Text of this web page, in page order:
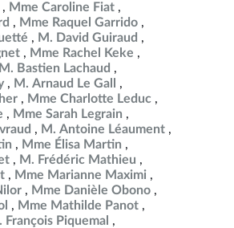
Mme Caroline Fiat
Mme Raquel Garrido
M. David Guiraud
Mme Rachel Keke
M. Bastien Lachaud
M. Arnaud Le Gall
Mme Charlotte Leduc
Mme Sarah Legrain
M. Antoine Léaument
Mme Élisa Martin
M. Frédéric Mathieu
Mme Marianne Maximi
Mme Danièle Obono
Mme Mathilde Panot
François Piquemal